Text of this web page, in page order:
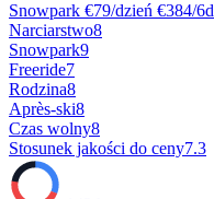
Snowpark €79/dzień €384/6d
Narciarstwo8
Snowpark9
Freeride7
Rodzina8
Après-ski8
Czas wolny8
Stosunek jakości do ceny7.3